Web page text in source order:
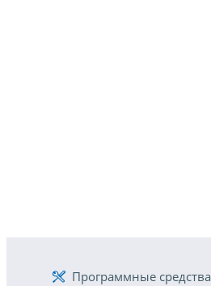
Программные средства